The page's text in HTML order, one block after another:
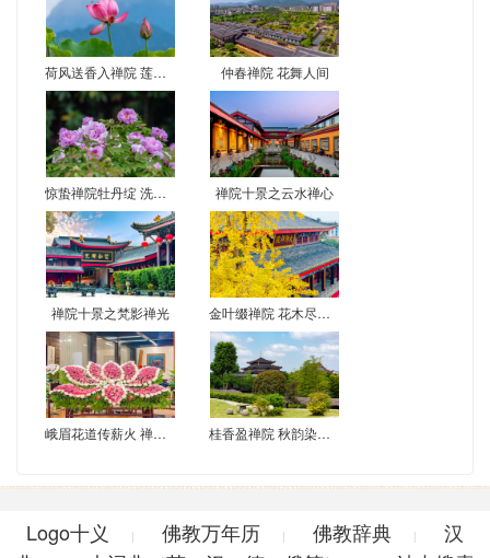
荷风送香入禅院 莲花初绽映佛光 仲春禅院 花舞人间
惊蛰禅院牡丹绽 洗心赏景正当时 禅院十景之云水禅心
禅院十景之梵影禅光 金叶缀禅院 花木尽梵音
峨眉花道传薪火 禅心供花映古韵 桂香盈禅院 秋韵染峨眉
Logo十义 | 佛教万年历 | 佛教辞典 |
汉